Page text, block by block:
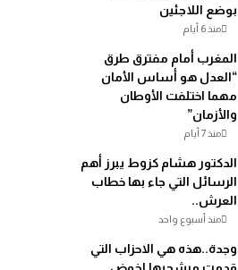
بوضع اللاجئين
منذ 6 أيام
المغرب أمام مفترق طرق
“العدل هو أساس الأمان
مهما اختلفت الأوطان
والأزمان”
منذ 7 أيام
الدكتور هشام كزوط يبرز أهم
الرسائل التي جاء بها خطاب
العرش..
منذ أسبوع واحد
وجدة..هذه هي الاحزاب التي